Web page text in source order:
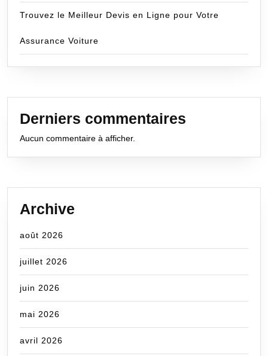
Trouvez le Meilleur Devis en Ligne pour Votre
Assurance Voiture
Derniers commentaires
Aucun commentaire à afficher.
Archive
août 2026
juillet 2026
juin 2026
mai 2026
avril 2026